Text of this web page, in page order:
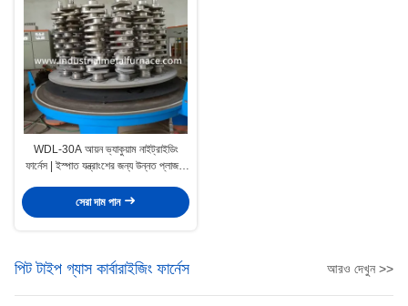
WDL-30A আয়ন ভ্যাকুয়াম নাইট্রাইডিং
ফার্নেস | ইস্পাত যন্ত্রাংশের জন্য উন্নত প্লাজমা
সেরা দাম পান
পিট টাইপ গ্যাস কার্বারাইজিং ফার্নেস আরও দেখুন >>